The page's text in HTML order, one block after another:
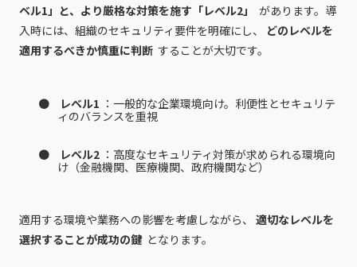
ベル1」と、より厳格な対策を施す「レベル2」
があります。導
入時には、組織のセキュリティ要件を明確にし、
どのレベルを
適用するべきか慎重に判断 することが大切です。
レベル1 ：一般的な企業環境向け。利便性とセキュリテ
ィのバランスを重視
レベル2 ：高度なセキュリティ対策が求められる環境向
け（金融機関、医療機関、政府機関など）
適用する環境や業務への影響を考慮しながら、 適切なレベルを
選択することが成功の鍵 となります。